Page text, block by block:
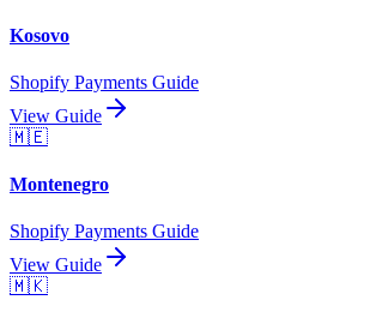
Kosovo
Shopify Payments Guide
View Guide
🇲🇪
Montenegro
Shopify Payments Guide
View Guide
🇲🇰